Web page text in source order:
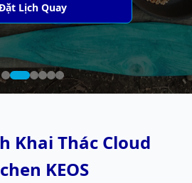
Vấn & Báo Giá
Lịch Quay
Vấn Chuyên Gia
Báo Giá Theo Ca
Đăng Ký Tư Vấn
Đặt Lịch Sự Kiện
Khai Thác Cloud
KEOS